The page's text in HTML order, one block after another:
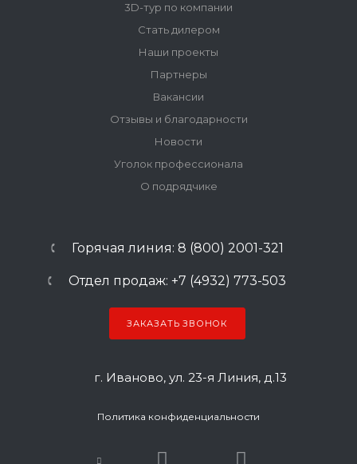
3D-тур по компании
Стать дилером
Наши проекты
Партнеры
Вакансии
Отзывы и благодарности
Новости
Уголок профессионала
О подрядчике
Горячая линия: 8 (800) 2001-321
Отдел продаж: +7 (4932) 773-503
ЗАКАЗАТЬ ЗВОНОК
г. Иваново, ул. 23-я Линия, д.13
Политика конфиденциальности